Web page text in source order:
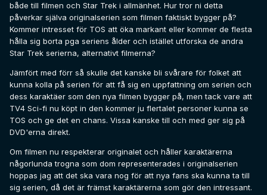
både till filmen och Star Trek i allmänhet. Hur tror ni detta
påverkar själva originalserien som filmen faktiskt bygger på?
Kommer intresset för TOS att öka markant eller kommer de flesta
hålla sig borta pga seriens ålder och istället utforska de andra
Star Trek serierna, alternativt filmerna?
Jämfört med förr så skulle det kanske bli svårare för folket att
kunna kolla på serien för att få sig en uppfattning om serien och
dess karaktäer som den nya filmen bygger på, men tack vare att
TV4 Sci-fi nu köpt in den kommer ju flertalet personer kunna se
TOS och ge det en chans. Vissa kanske till och med ger sig på
DVD'erna direkt.
Om filmen nu respekterar originalet och håller karaktärerna
någorlunda trogna som dom representerades i originalserien
hoppas jag att det ska vara nog för att nya fans ska kunna ta till
sig serien, då det är främst karaktärerna som gör den intressant.